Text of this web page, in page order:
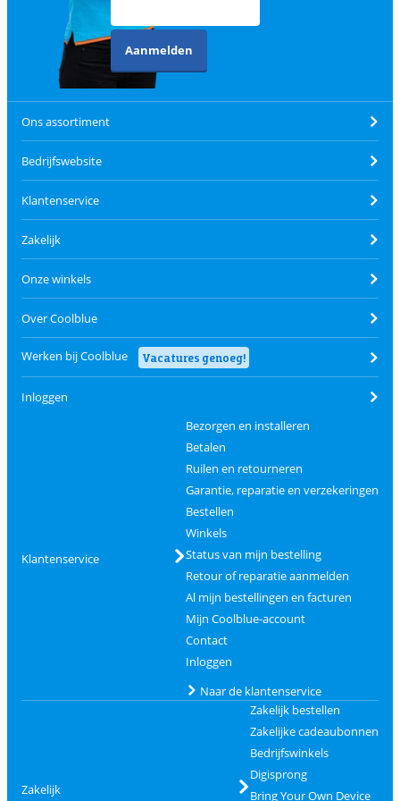
Aanmelden
Ons assortiment
Bedrijfswebsite
Klantenservice
Zakelijk
Onze winkels
Over Coolblue
Werken bij Coolblue Vacatures genoeg!
Inloggen
Klantenservice
Bezorgen en installeren
Betalen
Ruilen en retourneren
Garantie, reparatie en verzekeringen
Bestellen
Winkels
Status van mijn bestelling
Retour of reparatie aanmelden
Al mijn bestellingen en facturen
Mijn Coolblue-account
Contact
Inloggen
Naar de klantenservice
Zakelijk
Zakelijk bestellen
Zakelijke cadeaubonnen
Bedrijfswinkels
Digisprong
Bring Your Own Device